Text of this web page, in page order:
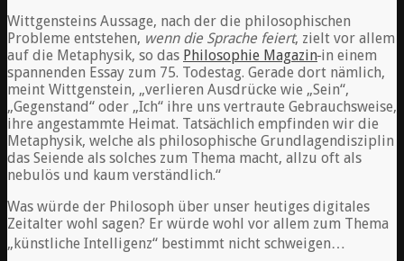
Wittgensteins Aussage, nach der die philosophischen
Probleme entstehen, wenn die Sprache feiert, zielt vor allem
auf die Metaphysik, so das Philosophie Magazin in einem
spannenden Essay zum 75. Todestag. Gerade dort nämlich,
meint Wittgenstein, „verlieren Ausdrücke wie „Sein“,
„Gegenstand“ oder „Ich“ ihre uns vertraute Gebrauchsweise,
ihre angestammte Heimat. Tatsächlich empfinden wir die
Metaphysik, welche als philosophische Grundlagendisziplin
das Seiende als solches zum Thema macht, allzu oft als
nebulös und kaum verständlich.“
Was würde der Philosoph über unser heutiges digitales
Zeitalter wohl sagen? Er würde wohl vor allem zum Thema
„künstliche Intelligenz“ bestimmt nicht schweigen…